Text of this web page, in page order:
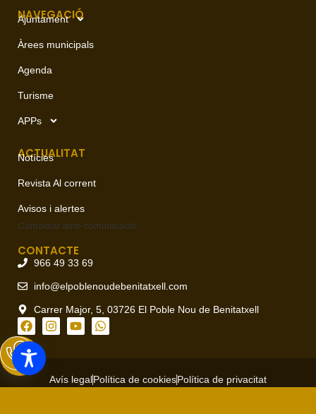
NAVEGACIÓ
Ajuntament
Àrees municipals
Agenda
Turisme
APPs
ACTUALITAT
Notícies
Revista Al corrent
Avisos i alertes
Contactar amb comunicació
CONTACTE
966 49 33 69
info@elpoblenoudebenitatxell.com
Carrer Major, 5, 03726 El Poble Nou de Benitatxell
Avís legalPolítica de cookiesPolítica de privacitat